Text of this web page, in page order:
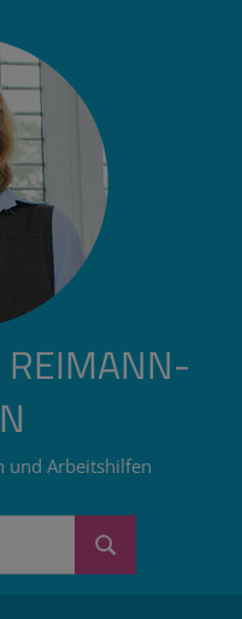
REIMANN-
und Arbeitshilfen
Suchen